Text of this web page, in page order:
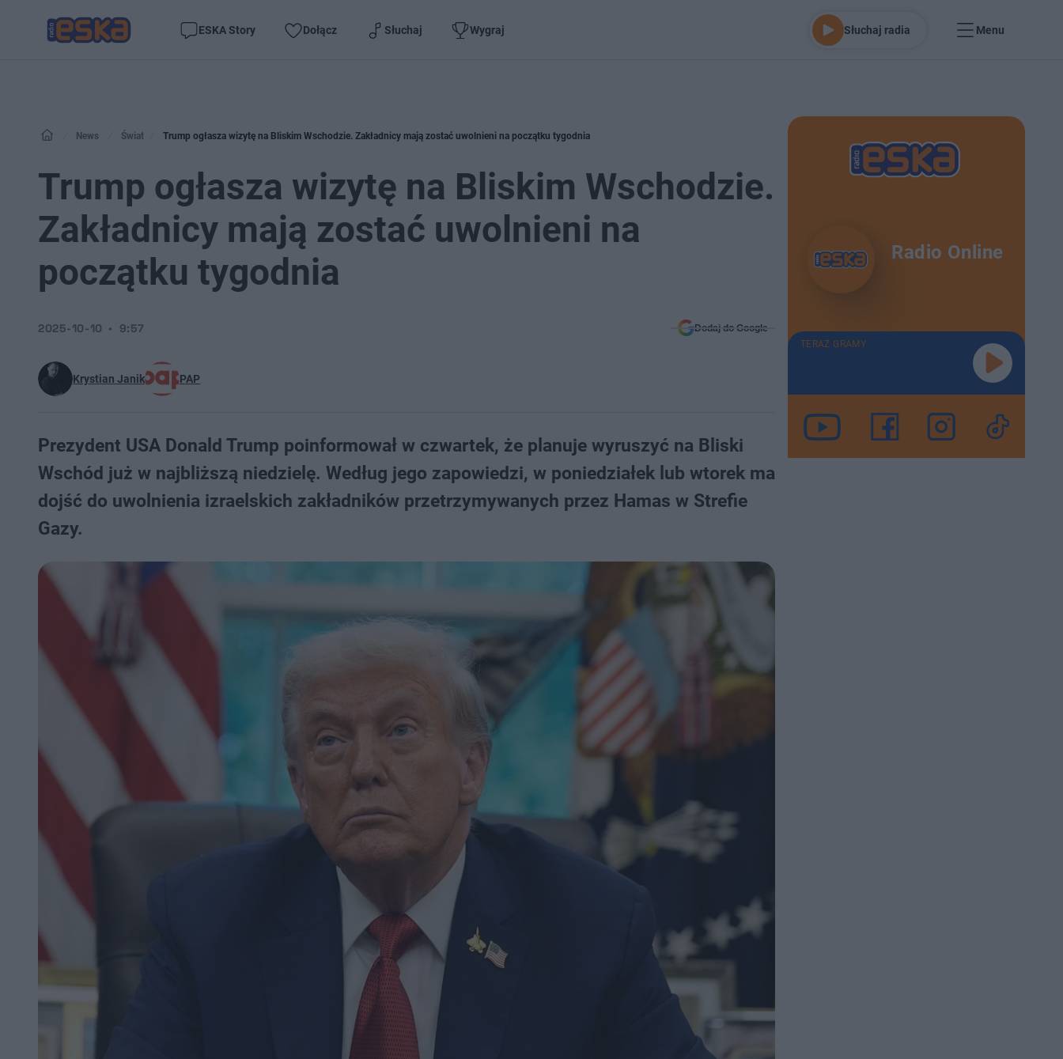
ESKA Story Dołącz Słuchaj Wygraj Słuchaj radia Menu
News Świat Trump ogłasza wizytę na Bliskim Wschodzie. Zakładnicy mają zostać uwolnieni na początku tygodnia
Trump ogłasza wizytę na Bliskim Wschodzie.
Zakładnicy mają zostać uwolnieni na
początku tygodnia
Krystian Janik PAP
2025-10-10 9:57 Dodaj do Google
Prezydent USA Donald Trump poinformował w czwartek, że planuje wyruszyć na Bliski
Wschód już w najbliższą niedzielę. Według jego zapowiedzi, w poniedziałek lub wtorek ma
dojść do uwolnienia izraelskich zakładników przetrzymywanych przez Hamas w Strefie
Gazy.
Radio Online
TERAZ GRAMY